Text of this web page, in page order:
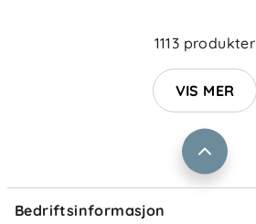
1113 produkter
VIS MER
Bedriftsinformasjon
Vårt samfunnsansvar
Jobbe i Barnas Hus
Størrelsesguider
Ofte stilte spørsmål